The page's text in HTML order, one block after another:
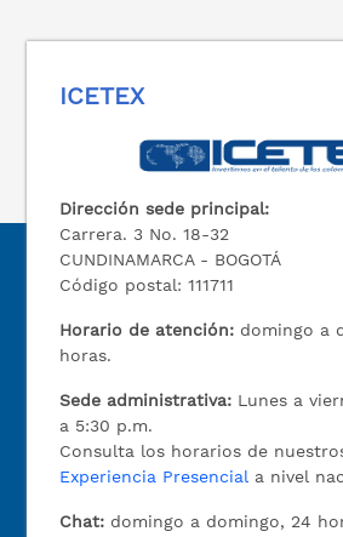
ICETEX
Dirección sede principal:
Carrera. 3 No. 18-32
CUNDINAMARCA - BOGOTÁ
Código postal: 111711
Horario de atención: domingo a
horas.
Sede administrativa: Lunes a
a 5:30 p.m.
Consulta los horarios de
Experiencia Presencial a nivel
Chat: domingo a domingo, 24